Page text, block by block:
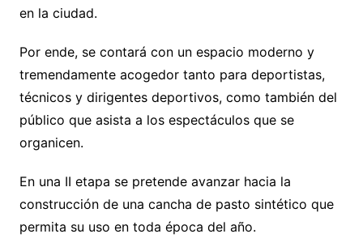
en la ciudad.
Por ende, se contará con un espacio moderno y
tremendamente acogedor tanto para deportistas,
técnicos y dirigentes deportivos, como también del
público que asista a los espectáculos que se
organicen.
En una II etapa se pretende avanzar hacia la
construcción de una cancha de pasto sintético que
permita su uso en toda época del año.